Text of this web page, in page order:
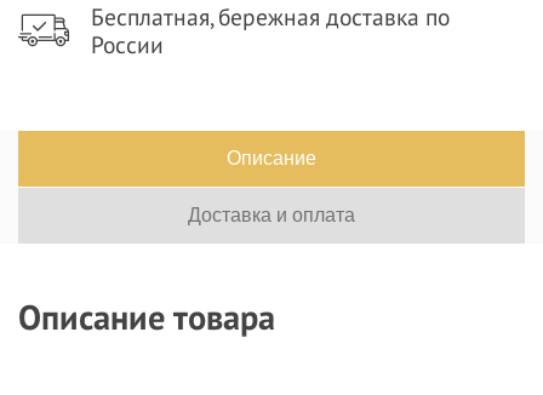
Бесплатная, бережная доставка по
России
Описание
Доставка и оплата
Описание товара